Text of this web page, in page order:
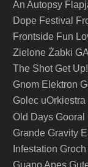
An Autopsy
Dope Festival
Frontside Fun
Zielone Żabki
The Shot Get Up!
Gnom Elektron
Golec uOrkiestra
Old Days Gooral
Grande Gravity
Infestation Groch
Guano Apes